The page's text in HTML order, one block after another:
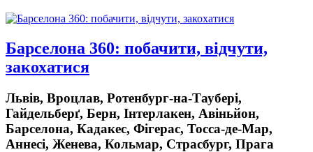
Барселона 360: побачити, відчути,
закохатися
Львів, Вроцлав, Ротенбург-на-Таубері,
Гайдельберґ, Берн, Інтерлакен, Авіньйон,
Барселона, Кадакес, Фігерас, Тосса-де-Мар,
Аннесі, Женева, Кольмар, Страсбург, Прага